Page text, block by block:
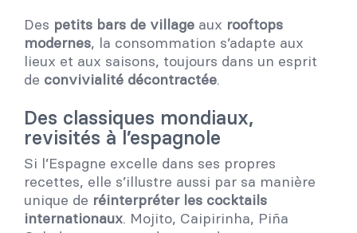
Des petits bars de villageaux rooftops
modernes, la consommation s’adapte aux
lieux et aux saisons, toujours dans un esprit
de convivialité décontractée.
Des classiques mondiaux,
revisités à l’espagnole
Si l’Espagne excelle dans ses propres
recettes, elle s’illustre aussi par sa manière
unique de réinterpréter les cocktails
internationaux. Mojito, Caipirinha, Piña